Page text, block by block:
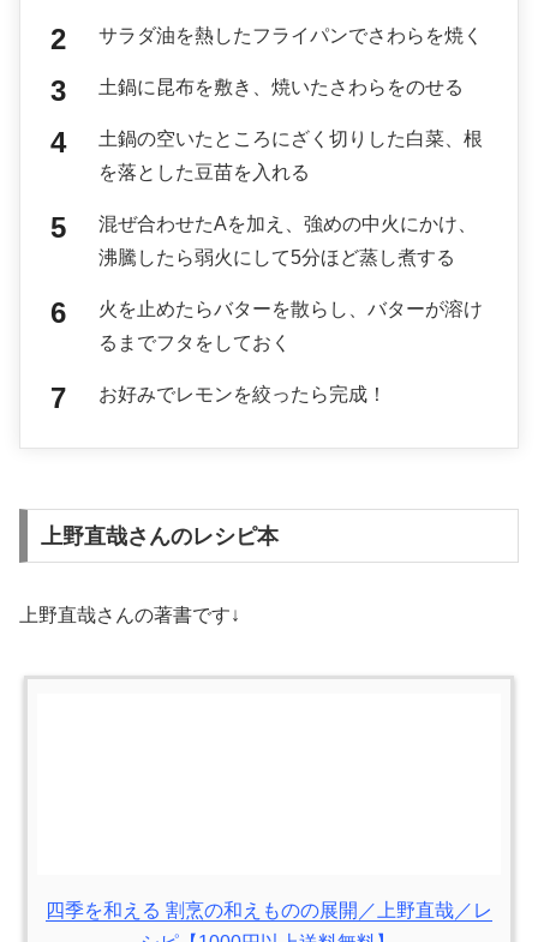
サラダ油を熱したフライパンでさわらを焼く
土鍋に昆布を敷き、焼いたさわらをのせる
土鍋の空いたところにざく切りした白菜、根
を落とした豆苗を入れる
混ぜ合わせたAを加え、強めの中火にかけ、
沸騰したら弱火にして5分ほど蒸し煮する
火を止めたらバターを散らし、バターが溶け
るまでフタをしておく
お好みでレモンを絞ったら完成！
上野直哉さんのレシピ本
上野直哉さんの著書です↓
四季を和える 割烹の和えものの展開／上野直哉／レ